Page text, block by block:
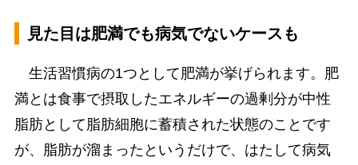
見た目は肥満でも病気でないケースも
生活習慣病の1つとして肥満が挙げられます。肥
満とは食事で摂取したエネルギーの過剰分が中性
脂肪として脂肪細胞に蓄積された状態のことです
が、脂肪が溜まったというだけで、はたして病気